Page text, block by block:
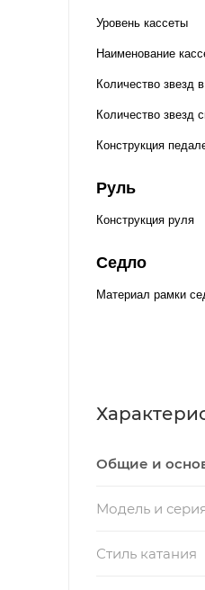
Уровень кассеты
Наименование
Количество звезд
Количество звезд
Конструкция
Руль
Конструкция руля
Седло
Материал рамки
Общие и
Модель и
Стиль катания